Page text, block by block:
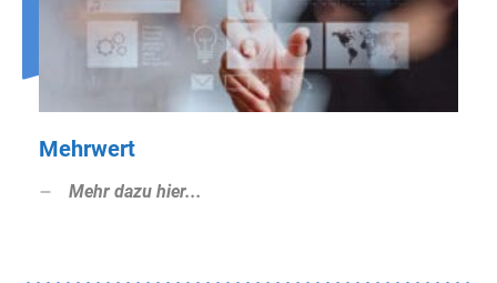
Mehrwert
Mehr dazu hier...